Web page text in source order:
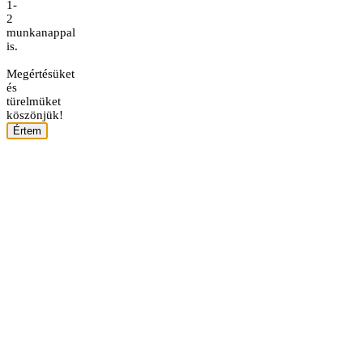
1-
2
munkanappal
is.
Megértésüket
és
türelmüket
köszönjük!
Értem